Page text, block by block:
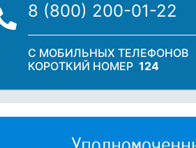
8 (800) 200-01-22
С МОБИЛЬНЫХ ТЕЛЕФОНОВ
КОРОТКИЙ НОМЕР 124